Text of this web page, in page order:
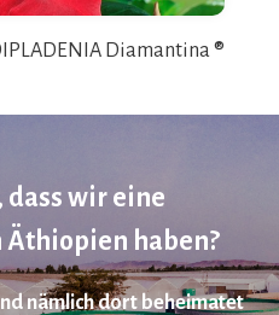
Diamantina ®
dass wir eine
Äthiopien haben?
nämlich dort beheimatet